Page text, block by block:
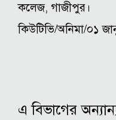
কলেজ, গাজীপুর।
কিউটিভি/অনিমা/০১
এ বিভাগের